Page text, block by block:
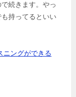
続きます。やっ
持ってるといい
ニングができる